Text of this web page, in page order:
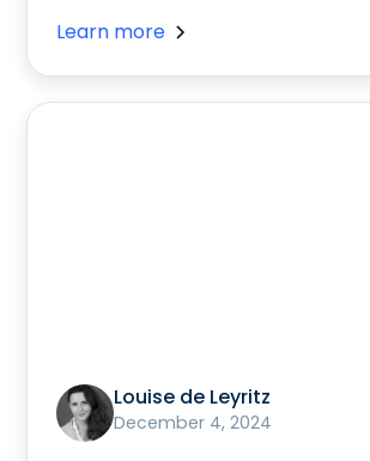
Learn more
Louise de Leyritz
December 4, 2024